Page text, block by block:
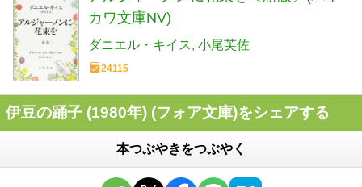
カワ文庫NV)
ダニエル・キイス 小尾芙佐
24115
伊豆の踊子 (1980年) (フォア文庫)をシェアする
本つぶやきをつぶやく